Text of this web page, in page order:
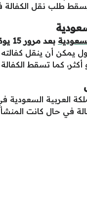
نقل الكفالة في السعودية 2025
يمكن أن ينقل
العربية